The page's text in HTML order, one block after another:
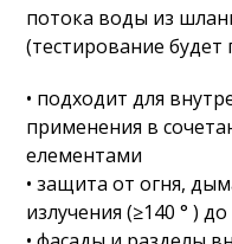
потока воды из
(тестирование будет
• подходит для
применения в
елементами
• защита от огня,
излучения (≥140 ° )